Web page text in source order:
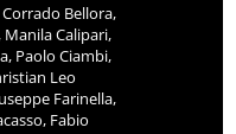
Bellora,
Calipari,
Paolo Ciambi,
Leo
Farinella,
Fabio